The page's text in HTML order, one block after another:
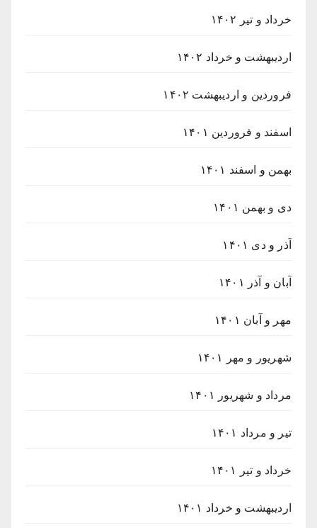
خرداد و تیر ۱۴۰۲
اردیبهشت و خرداد ۱۴۰۲
فروردین و اردیبهشت ۱۴۰۲
اسفند و فروردین ۱۴۰۱
بهمن و اسفند ۱۴۰۱
دی و بهمن ۱۴۰۱
آذر و دی ۱۴۰۱
آبان و آذر ۱۴۰۱
مهر و آبان ۱۴۰۱
شهریور و مهر ۱۴۰۱
مرداد و شهریور ۱۴۰۱
تیر و مرداد ۱۴۰۱
خرداد و تیر ۱۴۰۱
اردیبهشت و خرداد ۱۴۰۱